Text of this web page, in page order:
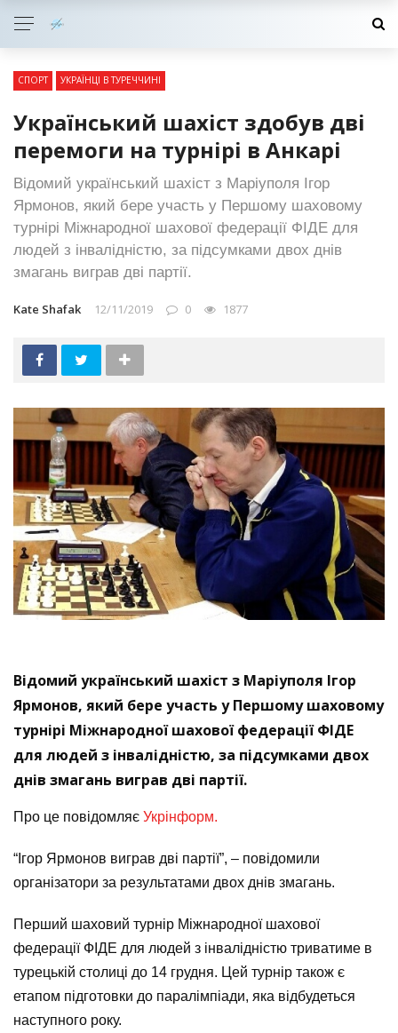
СПОРТ УКРАЇНЦІ В ТУРЕЧЧИНІ
Український шахіст здобув дві
перемоги на турнірі в Анкарі
Відомий український шахіст з Маріуполя Ігор
Ярмонов, який бере участь у Першому шаховому
турнірі Міжнародної шахової федерації ФІДЕ для
людей з інвалідністю, за підсумками двох днів
змагань виграв дві партії.
Kate Shafak 12/11/2019 0 1877
Відомий український шахіст з Маріуполя Ігор
Ярмонов, який бере участь у Першому шаховому
турнірі Міжнародної шахової федерації ФІДЕ
для людей з інвалідністю, за підсумками двох
днів змагань виграв дві партії.
Про це повідомляє Укрінформ.
“Ігор Ярмонов виграв дві партії”, – повідомили
організатори за результатами двох днів змагань.
Перший шаховий турнір Міжнародної шахової
федерації ФІДЕ для людей з інвалідністю триватиме в
турецькій столиці до 14 грудня. Цей турнір також є
етапом підготовки до паралімпіади, яка відбудеться
наступного року.